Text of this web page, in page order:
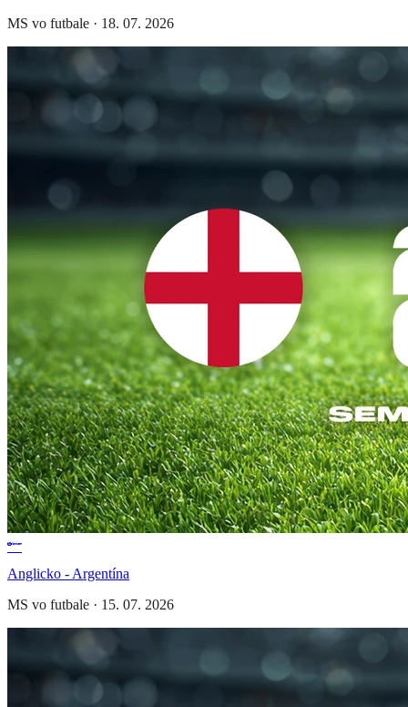
MS vo futbale · 18. 07. 2026
Anglicko - Argentína
MS vo futbale · 15. 07. 2026